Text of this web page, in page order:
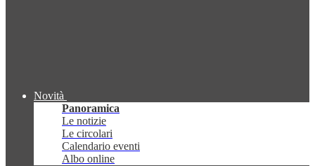
Novità
Panoramica
Le notizie
Le circolari
Calendario eventi
Albo online